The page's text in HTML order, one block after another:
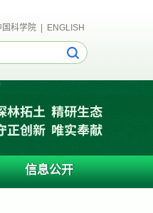
国科学院| ENGLISH
信息公开